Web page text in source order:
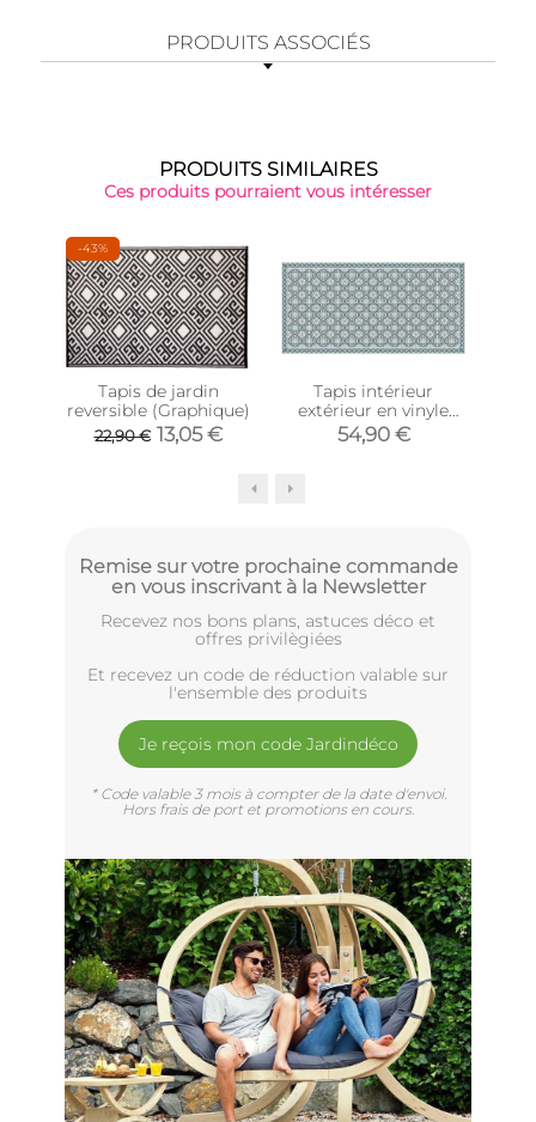
PRODUITS ASSOCIÉS
PRODUITS SIMILAIRES
Ces produits pourraient vous intéresser
-43%
Tapis de jardin
reversible (Graphique)
22,90 € 13,05 €
Tapis intérieur
extérieur en vinyle
carreaux portuguais
(140 x 70 cm)
54,90 €
Remise sur votre prochaine commande
en vous inscrivant à la Newsletter
Recevez nos bons plans, astuces déco et
offres privilègiées
Et recevez un code de réduction valable sur
l'ensemble des produits
Je reçois mon code Jardindéco
* Code valable 3 mois à compter de la date d'envoi.
Hors frais de port et promotions en cours.